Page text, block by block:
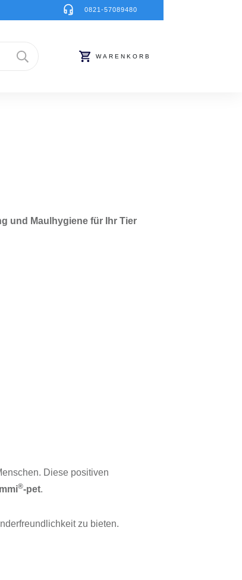
0821-57089480
WARENKORB
und Maulhygiene für Ihr Tier
Diese positiven
®-pet.
zu bieten.